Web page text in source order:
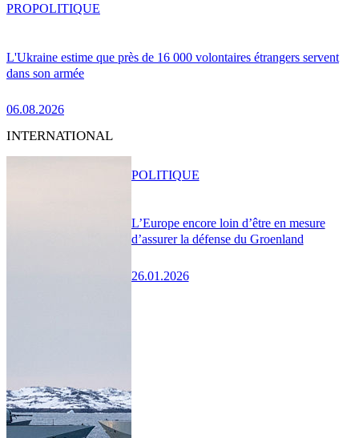
L'Ukraine estime que près de 16 000 volontaires étrangers servent
dans son armée
06.08.2026
PROPOLITIQUE
INTERNATIONAL
L’Europe encore loin d’être en mesure
d’assurer la défense du Groenland
26.01.2026
POLITIQUE